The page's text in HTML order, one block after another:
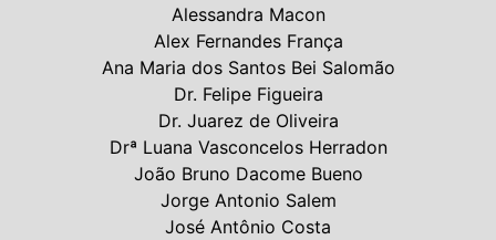
Alessandra Macon
Alex Fernandes França
Ana Maria dos Santos Bei Salomão
Dr. Felipe Figueira
Dr. Juarez de Oliveira
Drª Luana Vasconcelos Herradon
João Bruno Dacome Bueno
Jorge Antonio Salem
José Antônio Costa